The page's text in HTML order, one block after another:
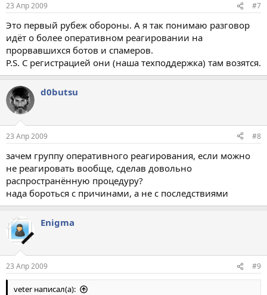
23 Апр 2009 #7
Это первый рубеж обороны. А я так понимаю разговор
идёт о более оперативном реагировании на
прорвавшихся ботов и спамеров.
P.S. С регистрацией они (наша техподдержка) там возятся.
d0butsu
23 Апр 2009 #8
зачем группу оперативного реагирования, если можно
не реагировать вообще, сделав довольно
распространённую процедуру?
нада бороться с причинами, а не с последствиями
Enigma
23 Апр 2009 #9
veter написал(а):